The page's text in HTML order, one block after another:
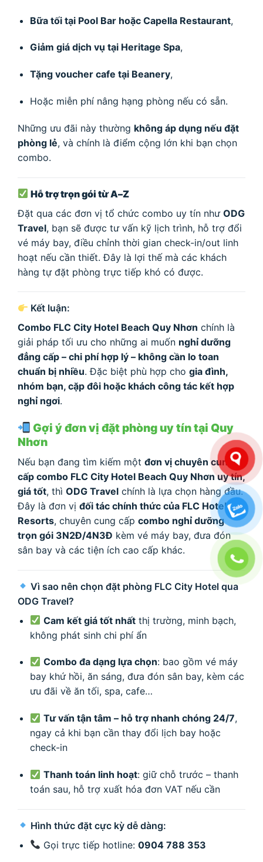
Bữa tối tại Pool Bar hoặc Capella Restaurant,
Giảm giá dịch vụ tại Heritage Spa,
Tặng voucher cafe tại Beanery,
Hoặc miễn phí nâng hạng phòng nếu có sẵn.
Những ưu đãi này thường không áp dụng nếu đặt
phòng lẻ, và chính là điểm cộng lớn khi bạn chọn
combo.
Hỗ trợ trọn gói từ A–Z
Đặt qua các đơn vị tổ chức combo uy tín như ODG
Travel, bạn sẽ được tư vấn kỹ lịch trình, hỗ trợ đổi
vé máy bay, điều chỉnh thời gian check-in/out linh
hoạt nếu cần thiết. Đây là lợi thế mà các khách
hàng tự đặt phòng trực tiếp khó có được.
Kết luận:
Combo FLC City Hotel Beach Quy Nhơn chính là
giải pháp tối ưu cho những ai muốn nghỉ dưỡng
đẳng cấp – chi phí hợp lý – không cần lo toan
chuẩn bị nhiều. Đặc biệt phù hợp cho gia đình,
nhóm bạn, cặp đôi hoặc khách công tác kết hợp
nghỉ ngơi.
Gợi ý đơn vị đặt phòng uy tín tại Quy
Nhơn
Nếu bạn đang tìm kiếm một đơn vị chuyên cung
cấp combo FLC City Hotel Beach Quy Nhơn uy tín,
giá tốt, thì ODG Travel chính là lựa chọn hàng đầu.
Đây là đơn vị đối tác chính thức của FLC Hotels &
Resorts, chuyên cung cấp combo nghỉ dưỡng
trọn gói 3N2Đ/4N3Đ kèm vé máy bay, đưa đón
sân bay và các tiện ích cao cấp khác.
Vì sao nên chọn đặt phòng FLC City Hotel qua
ODG Travel?
Cam kết giá tốt nhất thị trường, minh bạch,
không phát sinh chi phí ẩn
Combo đa dạng lựa chọn: bao gồm vé máy
bay khứ hồi, ăn sáng, đưa đón sân bay, kèm các
ưu đãi về ăn tối, spa, cafe…
Tư vấn tận tâm – hỗ trợ nhanh chóng 24/7,
ngay cả khi bạn cần thay đổi lịch bay hoặc
check-in
Thanh toán linh hoạt: giữ chỗ trước – thanh
toán sau, hỗ trợ xuất hóa đơn VAT nếu cần
Hình thức đặt cực kỳ dễ dàng:
Gọi trực tiếp hotline:0904 788 353